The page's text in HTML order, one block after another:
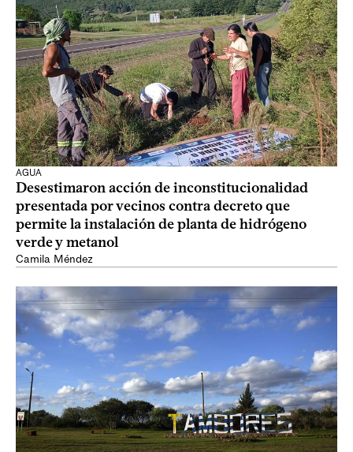
AGUA
Desestimaron acción de inconstitucionalidad
presentada por vecinos contra decreto que
permite la instalación de planta de hidrógeno
verde y metanol
Camila Méndez